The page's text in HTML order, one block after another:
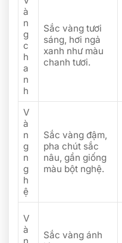
à
n
g
c
h
a
n
h
Sắc vàng tươi
sáng, hơi ngả
xanh như màu
chanh tươi.
V
à
n
g
n
g
h
ệ
Sắc vàng đậm,
pha chút sắc
nâu, gần giống
màu bột nghệ.
V
à
n
Sắc vàng ánh